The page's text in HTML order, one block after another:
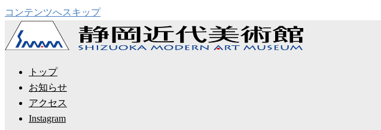
コンテンツへスキップ
トップ
お知らせ
アクセス
Instagram